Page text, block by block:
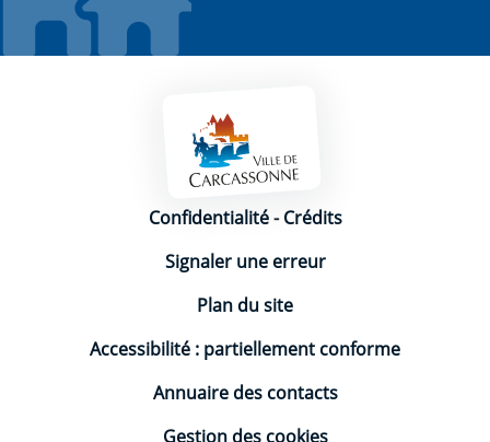
Mentions légales
Confidentialité-Crédits
Signaler une erreur
Plan du site
Accessibilité : partiellement conforme
Annuaire des contacts
Gestion des cookies